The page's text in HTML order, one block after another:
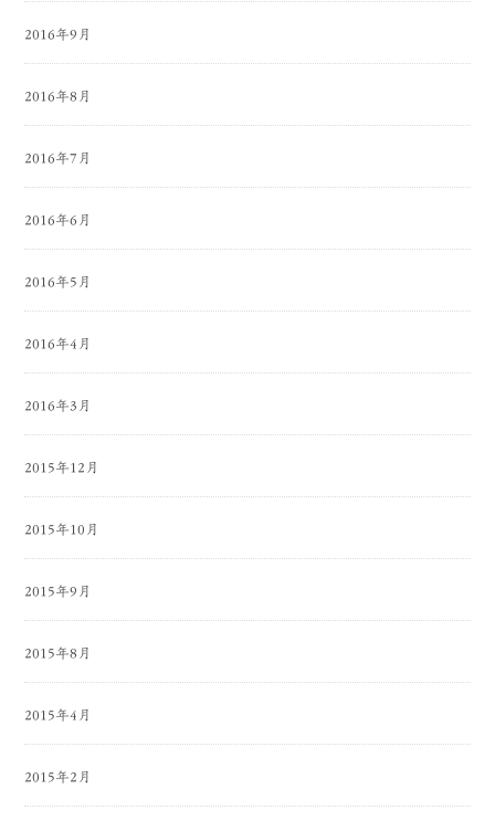
2016年9月
2016年8月
2016年7月
2016年6月
2016年5月
2016年4月
2016年3月
2015年12月
2015年10月
2015年9月
2015年8月
2015年4月
2015年2月